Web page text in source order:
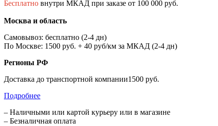
Бесплатно внутри МКАД при заказе от 100 000 руб.
Москва и область
Самовывоз: бесплатно (2-4 дн)
По Москве: 1500 руб. + 40 руб/км за МКАД (2-4 дн)
Регионы РФ
Доставка до транспортной компании1500 руб.
Подробнее
– Наличными или картой курьеру или в магазине
– Безналичная оплата